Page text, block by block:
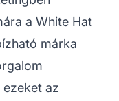
a White Hat
márka
ezeket az